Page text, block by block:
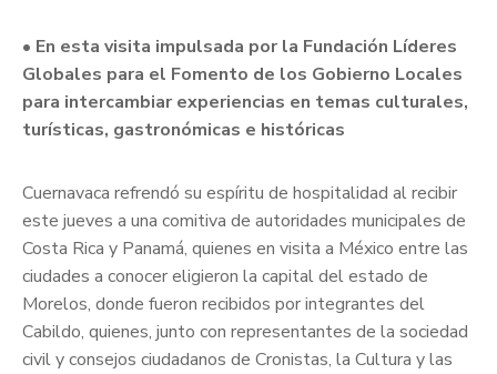
• En esta visita impulsada por la Fundación Líderes
Globales para el Fomento de los Gobierno Locales
para intercambiar experiencias en temas culturales,
turísticas, gastronómicas e históricas
Cuernavaca refrendó su espíritu de hospitalidad al recibir
este jueves a una comitiva de autoridades municipales de
Costa Rica y Panamá, quienes en visita a México entre las
ciudades a conocer eligieron la capital del estado de
Morelos, donde fueron recibidos por integrantes del
Cabildo, quienes, junto con representantes de la sociedad
civil y consejos ciudadanos de Cronistas, la Cultura y las